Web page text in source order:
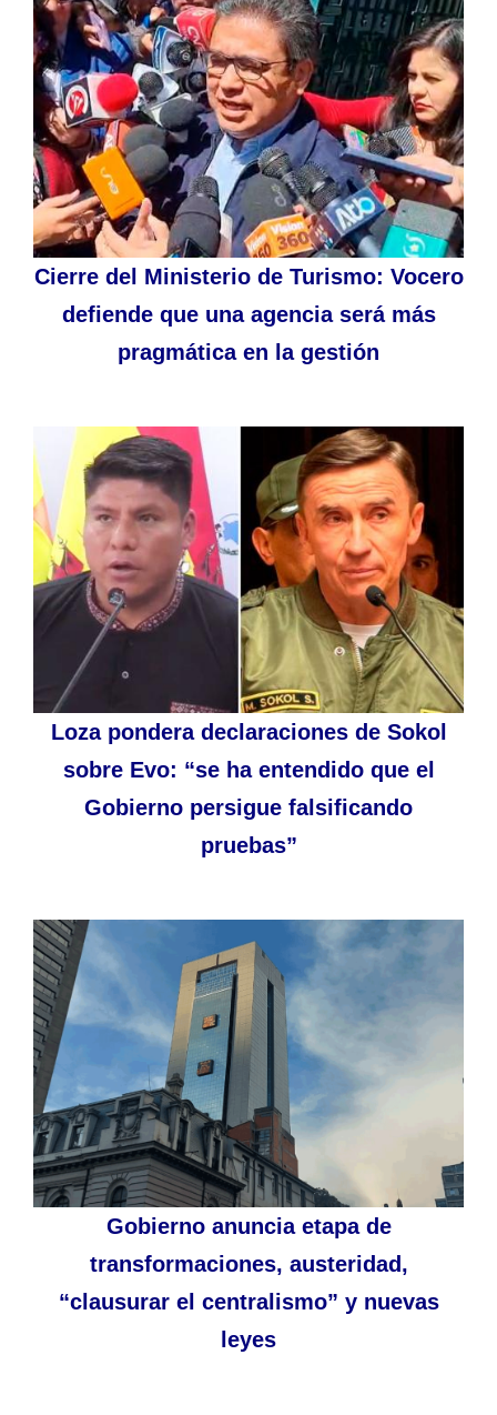
Cierre del Ministerio de Turismo: Vocero
defiende que una agencia será más
pragmática en la gestión
Loza pondera declaraciones de Sokol
sobre Evo: “se ha entendido que el
Gobierno persigue falsificando
pruebas”
Gobierno anuncia etapa de
transformaciones, austeridad,
“clausurar el centralismo” y nuevas
leyes